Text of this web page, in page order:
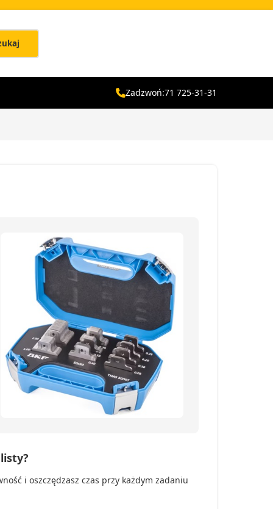
Zadzwoń:71 725-31-31
i oszczędzasz czas przy każdym zadaniu